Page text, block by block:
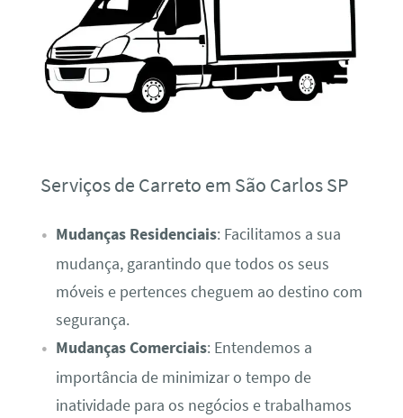
Serviços de Carreto em São Carlos SP
Mudanças Residenciais: Facilitamos a sua
mudança, garantindo que todos os seus
móveis e pertences cheguem ao destino com
segurança.
Mudanças Comerciais: Entendemos a
importância de minimizar o tempo de
inatividade para os negócios e trabalhamos